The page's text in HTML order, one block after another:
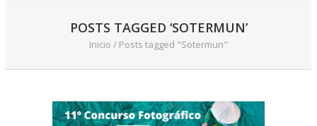
POSTS TAGGED ‘SOTERMUN’
Inicio / Posts tagged "Sotermun"